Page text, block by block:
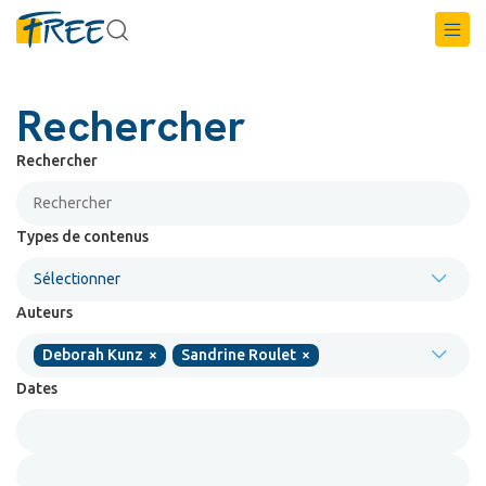
Rechercher
Rechercher
Types de contenus
Sélectionner
Auteurs
Deborah Kunz × Sandrine Roulet ×
Dates